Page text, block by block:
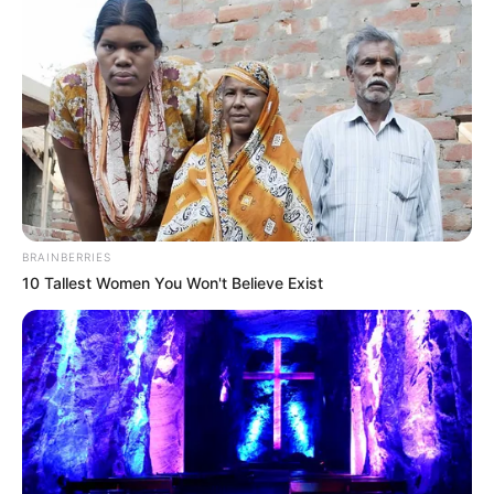
Trossard y Ben White, pero el marcador ya no se movería.
El camino hacia la gloria europea
ElPSG se medirá al Interen la gran final de la UEFA
Champions League que se disputará en Múnich el 31 de
mayo. Los parisinos buscarán su primera Champions tras
caer en la final de 2020, mientras que el Inter intentará su
cuarta corona europea. El conjunto francés llega con la
su mejor versión en la competición.
Le puede interesar:¿Volverá el fútbol profesional a
Barrancabermeja?
El encuentro de vuelta en París demostró por qué el PSG
es uno de los equipos más temidos de Europa. Con una
mezcla de experiencia y juventud, el equipo de Luis
BRAINBERRIES
10 Tallest Women You Won't Believe Exist